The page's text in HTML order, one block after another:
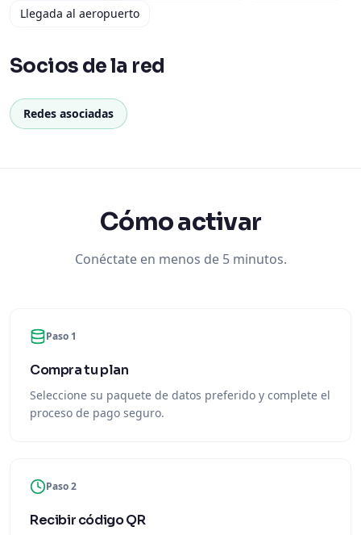
Llegada al aeropuerto
Socios de la red
Redes asociadas
Cómo activar
Conéctate en menos de 5 minutos.
Paso 1
Compra tu plan
Seleccione su paquete de datos preferido y complete el
proceso de pago seguro.
Paso 2
Recibir código QR